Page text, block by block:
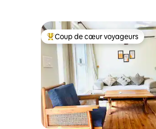
Coups de cœur voyageurs les
Coup de cœur voyageurs